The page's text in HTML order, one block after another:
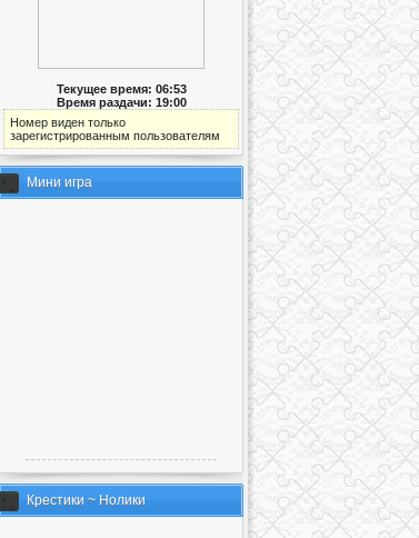
Текущее время: 06:53
Время раздачи: 19:00
Номер виден только
зарегистрированным пользователям
Мини игра
Крестики ~ Нолики